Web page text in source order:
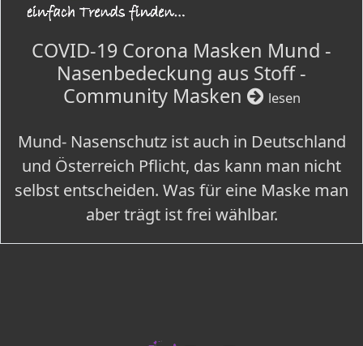
COVID-19 Corona Masken Mund -
Nasenbedeckung aus Stoff -
Community Masken
lesen
Mund- Nasenschutz ist auch in Deutschland
und Österreich Pflicht, das kann man nicht
selbst entscheiden. Was für eine Maske man
aber trägt ist frei wählbar.